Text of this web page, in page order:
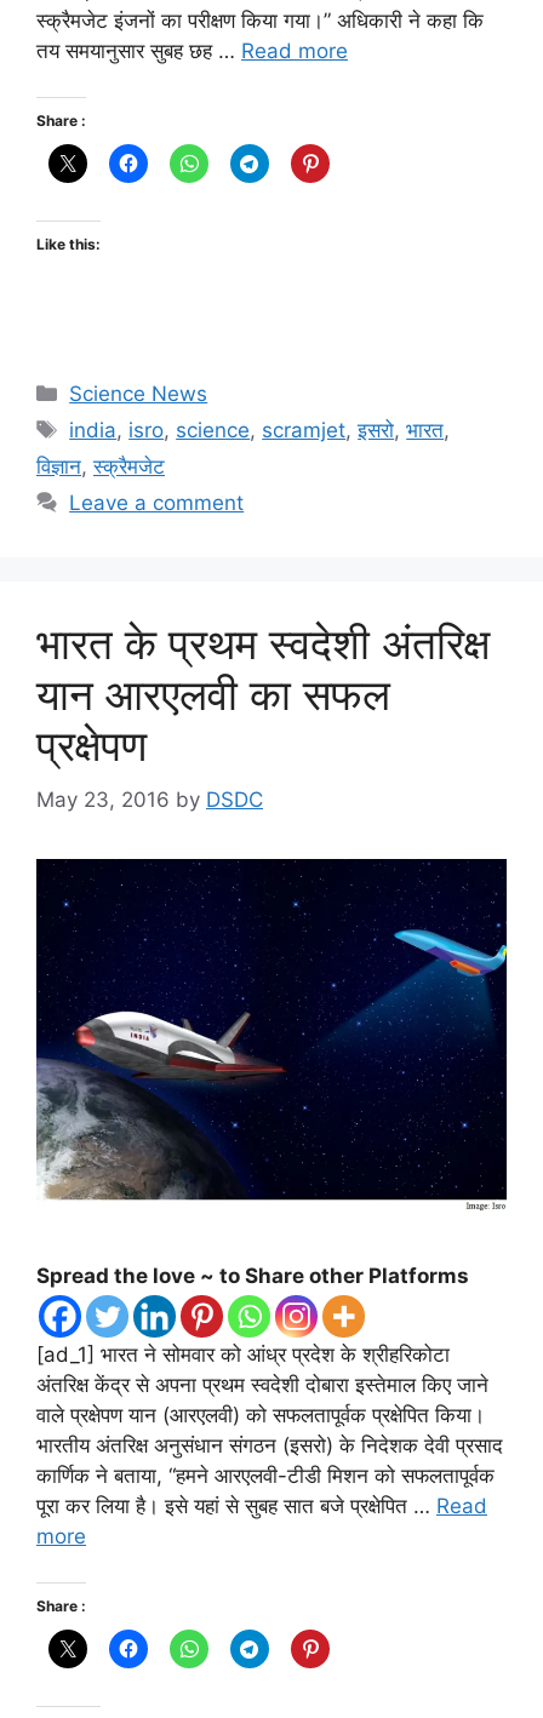
स्क्रैमजेट इंजनों का परीक्षण किया गया।” अधिकारी ने कहा कि
तय समयानुसार सुबह छह … Read more
Share :
Like this:
Science News
india, isro, science, scramjet,इसरो,भारत,
विज्ञान,स्क्रैमजेट
Leave a comment
भारत के प्रथम स्वदेशी अंतरिक्ष
यान आरएलवी का सफल
प्रक्षेपण
May 23, 2016 by DSDC
Spread the love ~ to Share other Platforms
[ad_1] भारत ने सोमवार को आंध्र प्रदेश के श्रीहरिकोटा
अंतरिक्ष केंद्र से अपना प्रथम स्वदेशी दोबारा इस्तेमाल किए जाने
वाले प्रक्षेपण यान (आरएलवी) को सफलतापूर्वक प्रक्षेपित किया।
भारतीय अंतरिक्ष अनुसंधान संगठन (इसरो) के निदेशक देवी प्रसाद
कार्णिक ने बताया, “हमने आरएलवी-टीडी मिशन को सफलतापूर्वक
पूरा कर लिया है। इसे यहां से सुबह सात बजे प्रक्षेपित … Read
more
Share :